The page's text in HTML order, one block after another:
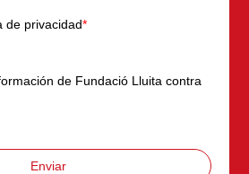
de privacidad*
de Fundació Lluita contra
Enviar